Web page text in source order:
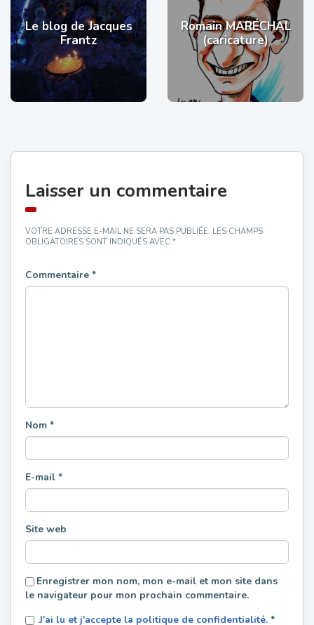
Le blog de Jacques
Frantz
Romain MARÉCHAL
(caricature)
Laisser un commentaire
VOTRE ADRESSE E-MAIL NE SERA PAS PUBLIÉE. LES CHAMPS
OBLIGATOIRES SONT INDIQUÉS AVEC *
Commentaire *
Nom *
E-mail *
Site web
Enregistrer mon nom, mon e-mail et mon site dans
le navigateur pour mon prochain commentaire.
J'ai lu et j'accepte la politique de confidentialité. *